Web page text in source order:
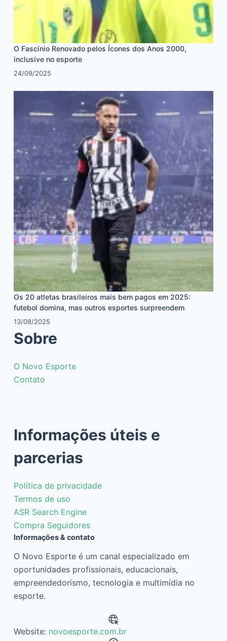
O Fascínio Renovado pelos Ícones dos Anos 2000,
inclusive no esporte
24/09/2025
Os 20 atletas brasileiros mais bem pagos em 2025:
futebol domina, mas outros esportes surpreendem
13/08/2025
Sobre
O Novo Esporte
Contato
Informações úteis e
parcerias
Política de privacidade
Termos de uso
ASR Search Engine
Compra Seguidores
Informações & contato
O Novo Esporte é um canal especializado em
oportunidades profissionais, educacionais,
empreendedorismo, tecnologia e multimídia no
esporte.
Website: novoesporte.com.br